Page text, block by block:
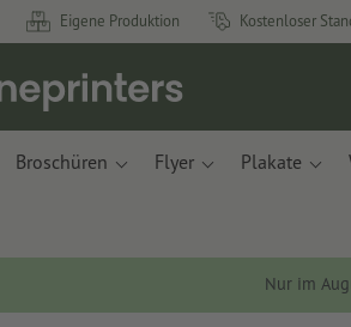
Eigene Produktion Kostenloser
Broschüren Flyer Plakate
Nur im